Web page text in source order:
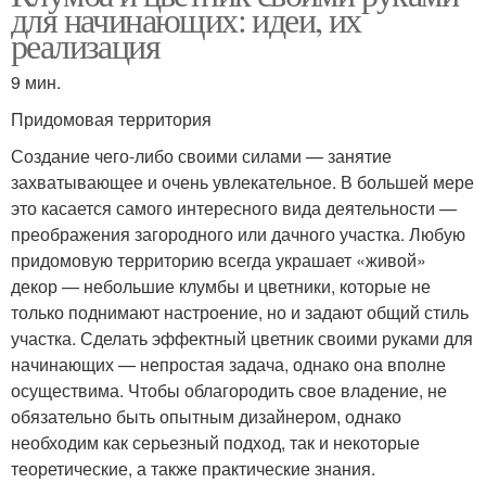
для начинающих: идеи, их
реализация
9 мин.
Придомовая территория
Создание чего-либо своими силами — занятие
захватывающее и очень увлекательное. В большей мере
это касается самого интересного вида деятельности —
преображения загородного или дачного участка. Любую
придомовую территорию всегда украшает «живой»
декор — небольшие клумбы и цветники, которые не
только поднимают настроение, но и задают общий стиль
участка. Сделать эффектный цветник своими руками для
начинающих — непростая задача, однако она вполне
осуществима. Чтобы облагородить свое владение, не
обязательно быть опытным дизайнером, однако
необходим как серьезный подход, так и некоторые
теоретические, а также практические знания.